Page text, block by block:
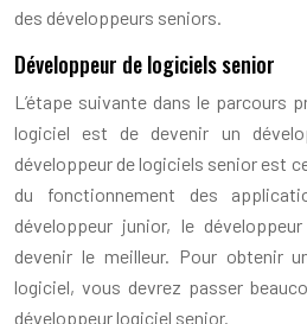
des développeurs seniors.
Développeur de logiciels senior
L’étape suivante dans le parcours
logiciel est de devenir un
développeur de logiciels senior est
du fonctionnement des
développeur junior, le
devenir le meilleur. Pour obtenir
logiciel, vous devrez passer
développeur logiciel senior.